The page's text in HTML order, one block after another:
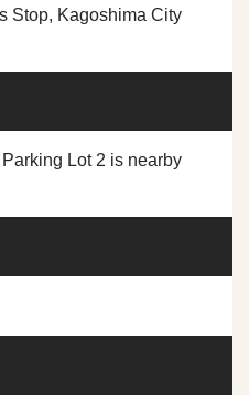
Stop, Kagoshima City
Lot 2 is nearby